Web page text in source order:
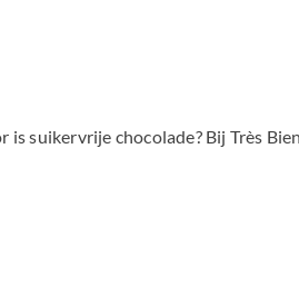
suikervrije chocolade? Bij Très